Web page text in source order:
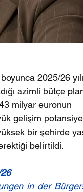
2025/26 yılı
azimli bütçe
milyar euronun
gelişim
bir şehirde
belirtildi.
in der